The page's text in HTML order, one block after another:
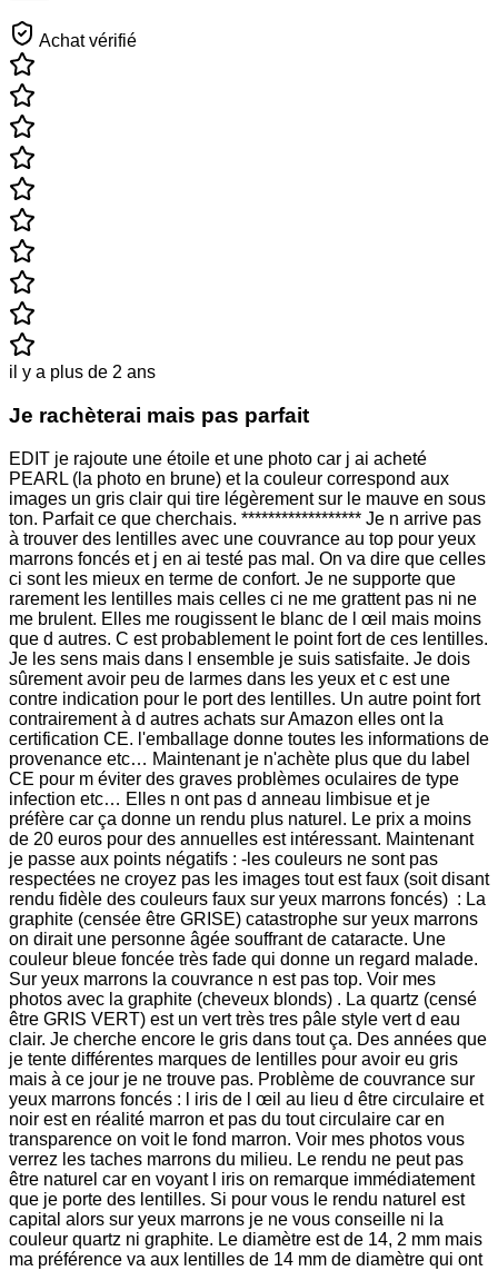
Achat vérifié
il y a plus de 2 ans
Je rachèterai mais pas parfait
EDIT je rajoute une étoile et une photo car j ai acheté
PEARL (la photo en brune) et la couleur correspond aux
images un gris clair qui tire légèrement sur le mauve en sous
ton. Parfait ce que cherchais. ****************** Je n arrive pas
à trouver des lentilles avec une couvrance au top pour yeux
marrons foncés et j en ai testé pas mal. On va dire que celles
ci sont les mieux en terme de confort. Je ne supporte que
rarement les lentilles mais celles ci ne me grattent pas ni ne
me brulent. Elles me rougissent le blanc de l œil mais moins
que d autres. C est probablement le point fort de ces lentilles.
Je les sens mais dans l ensemble je suis satisfaite. Je dois
sûrement avoir peu de larmes dans les yeux et c est une
contre indication pour le port des lentilles. Un autre point fort
contrairement à d autres achats sur Amazon elles ont la
certification CE. l'emballage donne toutes les informations de
provenance etc… Maintenant je n'achète plus que du label
CE pour m éviter des graves problèmes oculaires de type
infection etc… Elles n ont pas d anneau limbisue et je
préfère car ça donne un rendu plus naturel. Le prix a moins
de 20 euros pour des annuelles est intéressant. Maintenant
je passe aux points négatifs : -les couleurs ne sont pas
respectées ne croyez pas les images tout est faux (soit disant
rendu fidèle des couleurs faux sur yeux marrons foncés) : La
graphite (censée être GRISE) catastrophe sur yeux marrons
on dirait une personne âgée souffrant de cataracte. Une
couleur bleue foncée très fade qui donne un regard malade.
Sur yeux marrons la couvrance n est pas top. Voir mes
photos avec la graphite (cheveux blonds) . La quartz (censé
être GRIS VERT) est un vert très tres pâle style vert d eau
clair. Je cherche encore le gris dans tout ça. Des années que
je tente différentes marques de lentilles pour avoir eu gris
mais à ce jour je ne trouve pas. Problème de couvrance sur
yeux marrons foncés : l iris de l œil au lieu d être circulaire et
noir est en réalité marron et pas du tout circulaire car en
transparence on voit le fond marron. Voir mes photos vous
verrez les taches marrons du milieu. Le rendu ne peut pas
être naturel car en voyant l iris on remarque immédiatement
que je porte des lentilles. Si pour vous le rendu naturel est
capital alors sur yeux marrons je ne vous conseille ni la
couleur quartz ni graphite. Le diamètre est de 14, 2 mm mais
ma préférence va aux lentilles de 14 mm de diamètre qui ont